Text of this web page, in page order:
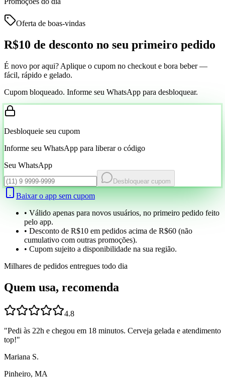
Oferta de boas-vindas
R$10 de desconto no seu primeiro pedido
É novo por aqui? Aplique o cupom no checkout e bora beber —
fácil, rápido e gelado.
Cupom bloqueado. Informe seu WhatsApp para desbloquear.
Desbloqueie seu cupom
Informe seu WhatsApp para liberar o código
Seu WhatsApp
Desbloquear cupom
Baixar o app sem cupom
• Válido apenas para novos usuários, no primeiro pedido feito
pelo app.
• Desconto de R$10 em pedidos acima de R$60 (não
cumulativo com outras promoções).
• Cupom sujeito a disponibilidade na sua região.
Milhares de pedidos entregues todo dia
Quem usa, recomenda
4.8
"Pedi às 22h e chegou em 18 minutos. Cerveja gelada e atendimento
top!"
Mariana S.
Pinheiro, MA